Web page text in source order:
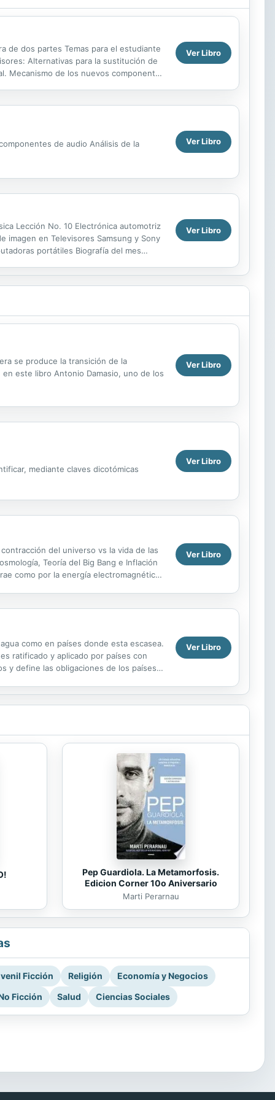
de dos partes Temas para el estudiante
Alternativas para la sustitución de
Mecanismo de los nuevos componentes
Ver Libro
de audio Análisis de la Ver Libro
Lección No. 10 Electrónica automotriz
imagen en Televisores Samsung y Sony
portátiles Biografía del mes
Ver Libro
se produce la transición de la
este libro Antonio Damasio, uno de los
Ver Libro
mediante claves dicotómicas
Ver Libro
del universo vs la vida de las
Teoría del Big Bang e Inflación
como por la energía electromagnética
Ver Libro
como en países donde esta escasea.
ratificado y aplicado por países con
y define las obligaciones de los países
Ver Libro
Pep Guardiola. La Metamorfosis.
Edicion Corner 10o Aniversario
Marti Perarnau
Ficción Religión
Economía y Negocios
Ficción
Salud Ciencias Sociales